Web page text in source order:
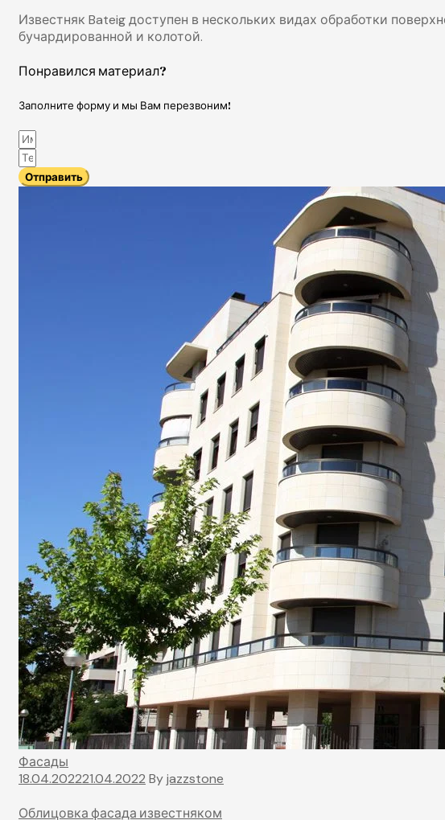
Известняк Bateig доступен в нескольких видах обработки
бучардированной и колотой.
Понравился материал?
Заполните форму и мы Вам перезвоним!
Отправить
Фасады
18.04.202221.04.2022 Byjazzstone
Облицовка фасада известняком